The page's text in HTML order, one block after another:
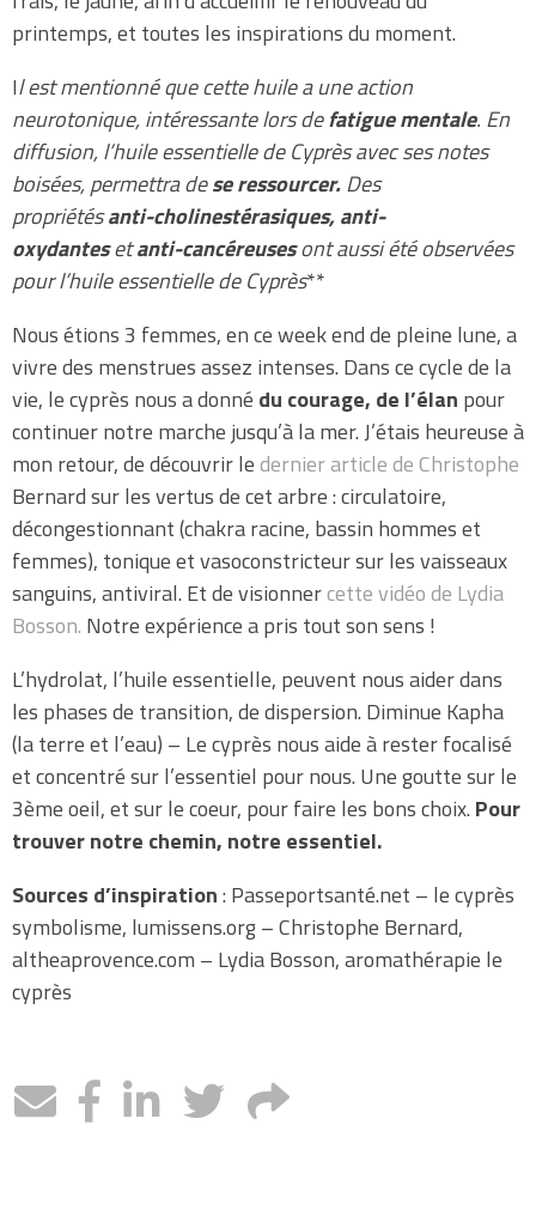
printemps, et toutes les inspirations du moment.
Il est mentionné que cette huile a une action
neurotonique, intéressante lors defatigue mentale. En
diffusion, l’huile essentielle de Cyprès avec ses notes
boisées, permettra dese ressourcer.Des
propriétésanti-cholinestérasiques, anti-
oxydantesetanti-cancéreusesont aussi été observées
pour l’huile essentielle de Cyprès**
Nous étions 3 femmes, en ce week end de pleine lune, a
vivre des menstrues assez intenses. Dans ce cycle de la
vie, le cyprès nous a donné du courage, de l’élan pour
continuer notre marche jusqu’à la mer. J’étais heureuse à
mon retour, de découvrir ledernier article de Christophe
Bernard sur les vertus de cet arbre : circulatoire,
décongestionnant (chakra racine, bassin hommes et
femmes), tonique et vasoconstricteur sur les vaisseaux
sanguins, antiviral. Et de visionnercette vidéo de Lydia
Bosson. Notre expérience a pris tout son sens !
L’hydrolat, l’huile essentielle, peuvent nous aider dans
les phases de transition, de dispersion. Diminue Kapha
(la terre et l’eau) – Le cyprès nous aide à rester focalisé
et concentré sur l’essentiel pour nous. Une goutte sur le
3ème oeil, et sur le coeur, pour faire les bons choix. Pour
trouver notre chemin, notre essentiel.
Sources d’inspiration: Passeportsanté.net – le cyprès
symbolisme, lumissens.org – Christophe Bernard,
altheaprovence.com – Lydia Bosson, aromathérapie le
cyprès